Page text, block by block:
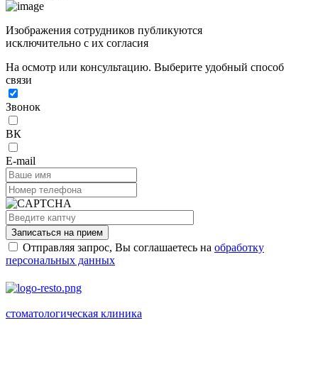
Изображения сотрудников публикуются
исключительно с их согласия
На осмотр или консультацию. Выберите удобный способ
связи
Звонок
ВК
E-mail
Записаться на прием
Отправляя запрос, Вы соглашаетесь на обработку
персональных данных
стоматологическая клиника